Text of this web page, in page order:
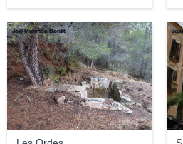
Joel Marimon Bonet